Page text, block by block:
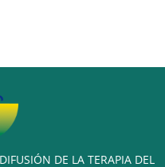
DE LA TERAPIA DEL